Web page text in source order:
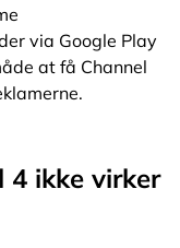
via Google Play
at få Channel
4 ikke virker